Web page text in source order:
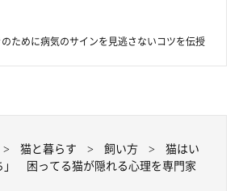
ために病気のサインを見逃さないコツを伝授
猫と暮らす 飼い方
猫はい
」 困ってる猫が隠れる心理を専門家